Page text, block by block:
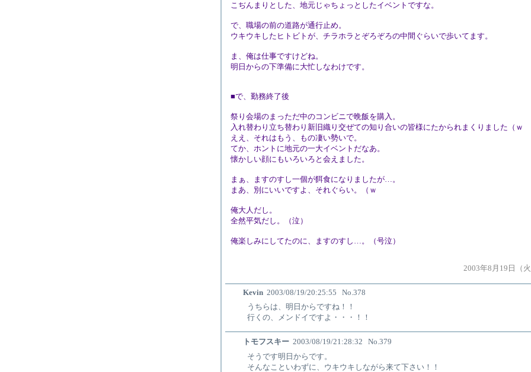
こぢんまりとした、地元じゃちょっとしたイベントですな。
で、職場の前の道路が通行止め。
ウキウキしたヒトビトが、チラホラとぞろぞろの中間ぐらいで歩いてます。
ま、俺は仕事ですけどね。
明日からの下準備に大忙しなわけです。
■で、勤務終了後
祭り会場のまっただ中のコンビニで晩飯を購入。
入れ替わり立ち替わり新旧織り交ぜての知り合いの皆様にたかられまくりました（ｗ
ええ、それはもう、もの凄い勢いで。
てか、ホントに地元の一大イベントだなあ。
懐かしい顔にもいろいろと会えました。
まぁ、ますのすし一個が餌食になりましたが…。
まあ、別にいいですよ、それぐらい。（ｗ
俺大人だし。
全然平気だし。（泣）
俺楽しみにしてたのに、ますのすし…。（号泣）
2003年8月19日（
Kevin 2003/08/19/20:25:55
No.378
うちらは、明日からですね！！
行くの、メンドイですよ・・・！！
トモフスキー 2003/08/19/21:28:32
No.379
そうです明日からです。
そんなこといわずに、ウキウキしながら来て下さい！！